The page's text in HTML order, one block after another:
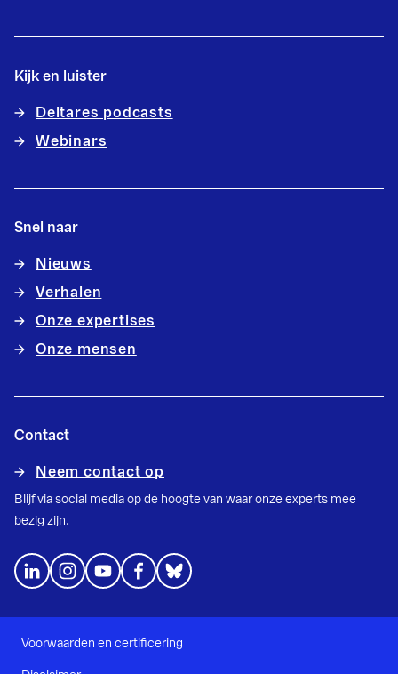
Kijk en luister
Deltares podcasts
Webinars
Snel naar
Nieuws
Verhalen
Onze expertises
Onze mensen
Contact
Neem contact op
Blijf via social media op de hoogte van waar onze experts mee
bezig zijn.
Voorwaarden en certificering